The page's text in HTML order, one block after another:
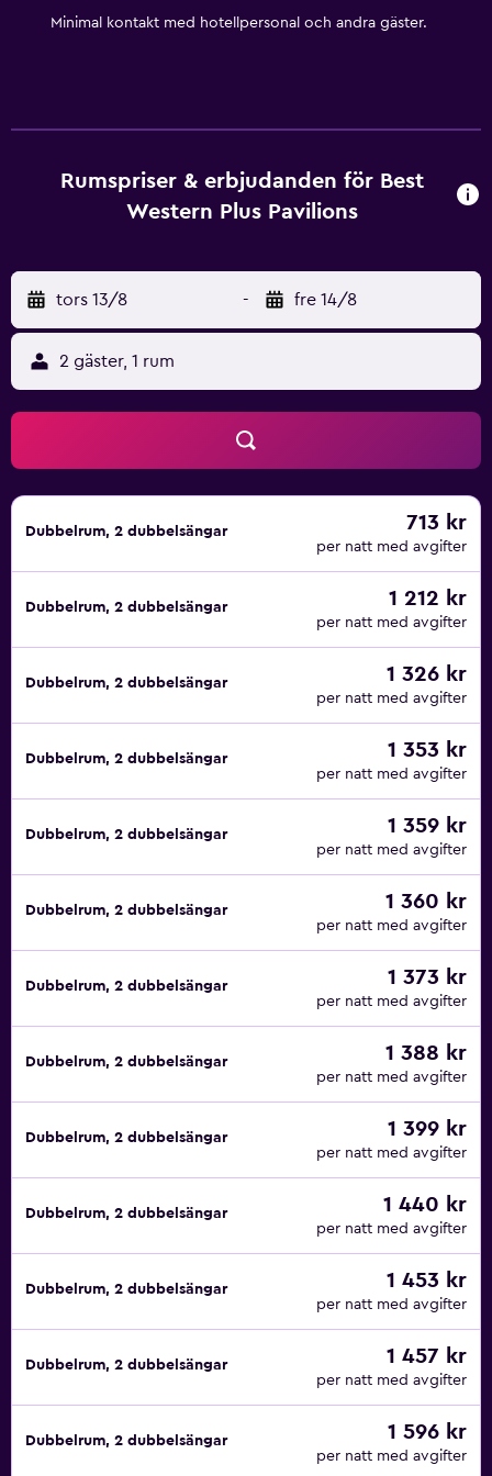
Minimal kontakt med hotellpersonal och andra gäster.
Rumspriser & erbjudanden för Best
Western Plus Pavilions
tors 13/8 - fre 14/8
2 gäster, 1 rum
Dubbelrum, 2 dubbelsängar 713 kr
per natt med avgifter
Dubbelrum, 2 dubbelsängar 1 212 kr
per natt med avgifter
Dubbelrum, 2 dubbelsängar 1 326 kr
per natt med avgifter
Dubbelrum, 2 dubbelsängar 1 353 kr
per natt med avgifter
Dubbelrum, 2 dubbelsängar 1 359 kr
per natt med avgifter
Dubbelrum, 2 dubbelsängar 1 360 kr
per natt med avgifter
Dubbelrum, 2 dubbelsängar 1 373 kr
per natt med avgifter
Dubbelrum, 2 dubbelsängar 1 388 kr
per natt med avgifter
Dubbelrum, 2 dubbelsängar 1 399 kr
per natt med avgifter
Dubbelrum, 2 dubbelsängar 1 440 kr
per natt med avgifter
Dubbelrum, 2 dubbelsängar 1 453 kr
per natt med avgifter
Dubbelrum, 2 dubbelsängar 1 457 kr
per natt med avgifter
Dubbelrum, 2 dubbelsängar 1 596 kr
per natt med avgifter